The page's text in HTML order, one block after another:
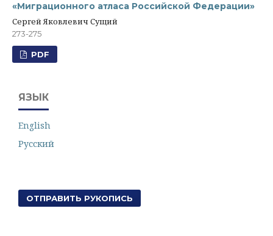
«Миграционного атласа Российской Федерации»
Сергей Яковлевич Сущий
273-275
PDF
ЯЗЫК
English
Русский
ОТПРАВИТЬ РУКОПИСЬ